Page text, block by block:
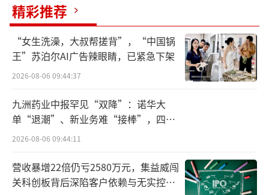
针对中国市场，他进一步指出，尽管出生
率在过去有所下降，但现在这种下降的趋势开
始放缓。虽然这并不意味着会出现根本性的逆
转，但他预计达能在华的市场份额表现会更
好。
据澎湃新闻本月早些时候的消息，多地报
告上半年出生人口增加，分析认为与政策激
励、属相偏好有关。例如在人口大省广东，今
年1-6月，全省活产数比去年同期略有增长，增
精彩推荐
“女生洗澡，大叔帮搓背”，“中国锅
王”苏泊尔AI广告辣眼睛，已紧急下架
2026-08-06 09:44:37
九洲药业中报罕见“双降”：诺华大
单“退潮”、新业务难“接棒”，四大
难关待闯
2026-08-06 09:44:11
营收暴增22倍仍亏2580万元，集益威闯
关科创板背后深陷客户依赖与无实控人